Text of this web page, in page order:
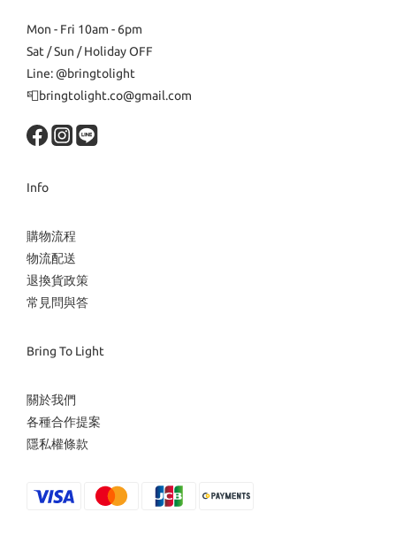
Mon - Fri 10am - 6pm
Sat / Sun / Holiday OFF
Line: @bringtolight
📮bringtolight.co@gmail.com
Info
購物流程
物流配送
退換貨政策
常見問與答
Bring To Light
關於我們
各種合作提案
隱私權條款